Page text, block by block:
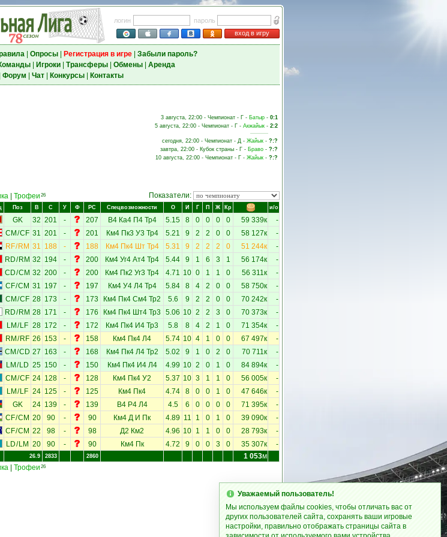
логин
пароль
вход в игру
| Опросы| Регистрация в игре| Забыли пароль?
| Игроки| Трансферы| Обмены| Аренда
Форум Чат| Конкурсы| Контакты
3 августа, 22:00 - Чемпионат - Г - Батыр - 0:1
5 августа, 22:00 - Чемпионат - Г - Акжайык - 2:2
сегодня, 22:00 - Чемпионат - Д - Жайык - ?:?
завтра, 22:00 - Кубок страны - Г - Браво - ?:?
10 августа, 22:00 - Чемпионат - Г - Жайык - ?:?
Трофеи 26 Показатели:
Поз В С У Ф РС Спецвозможности О И Г П Ж Кр и/о
GK 32 201 - 207 В4 Ка4 П4 Тр4 5.15 8 0 0 0 0 59 339к -
CM /CF 31 201 - 201 Км4 Пк3 У3 Тр4 5.21 9 2 2 0 0 58 127к -
RF/ RM 31 188 - 188 Км4 Пк4 Шт Тр4 5.31 9 2 2 2 0 51 244к -
RD/ RM 32 194 - 200 Км4 Уг4 Ат4 Тр4 5.44 9 1 6 3 1 56 174к -
CD/CM 32 200 - 200 Км4 Пк2 Уг3 Тр4 4.71 10 0 1 1 0 56 311к -
CF/CM 31 197 - 197 Км4 У4 Л4 Тр4 5.84 8 4 2 0 0 58 750к -
CM /CF 28 173 - 173 Км4 Пк4 См4 Тр2 5.6 9 2 2 0 0 70 242к -
RD/ RM 28 171 - 176 Км4 Пк4 Шт4 Тр3 5.06 10 2 2 3 0 70 373к -
LM / LF 28 172 - 172 Км4 Пк4 И4 Тр3 5.8 8 4 2 1 0 71 354к -
RM / RF 26 153 - 158 Км4 Пк4 Л4 5.74 10 4 1 0 0 67 497к -
CM /CD 27 163 - 168 Км4 Пк4 Л4 Тр2 5.02 9 1 0 2 0 70 711к -
LM / LD 25 150 - 150 Км4 Пк4 И4 Л4 4.99 10 2 0 1 0 84 894к -
CM /CF 24 128 - 128 Км4 Пк4 У2 5.37 10 3 1 1 0 56 005к -
LM / LF 24 125 - 125 Км4 Пк4 4.74 8 0 0 1 0 47 646к -
GK 24 139 - 139 В4 Р4 Л4 4.5 6 0 0 0 0 71 395к -
CF/CM 20 90 - 90 Км4 Д И Пк 4.89 11 1 0 1 0 39 090к -
CF/CM 22 98 - 98 Д2 Км2 4.96 10 1 1 0 0 28 793к -
LD/ LM 20 90 - 90 Км4 Пк 4.72 9 0 0 3 0 35 307к -
26.9 2833 2860 1 053м
Трофеи 26
Уважаемый пользователь!
Мы используем файлы cookies, чтобы отличать вас от
других пользователей сайта, сохранять ваши игровые
настройки, правильно отображать страницы сайта в